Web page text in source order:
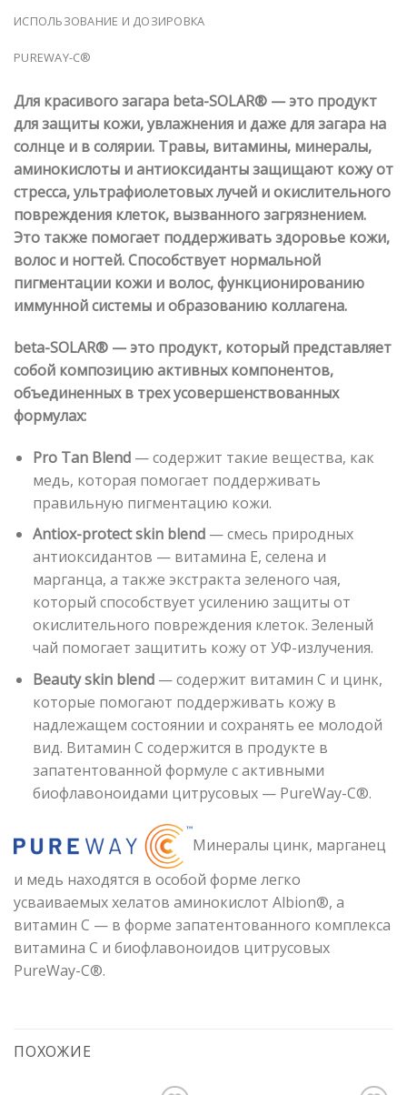
ИСПОЛЬЗОВАНИЕ И ДОЗИРОВКА
PUREWAY-C®
Для красивого загара beta-SOLAR® — это продукт
для защиты кожи, увлажнения и даже для загара на
солнце и в солярии. Травы, витамины, минералы,
аминокислоты и антиоксиданты защищают кожу от
стресса, ультрафиолетовых лучей и окислительного
повреждения клеток, вызванного загрязнением.
Это также помогает поддерживать здоровье кожи,
волос и ногтей. Способствует нормальной
пигментации кожи и волос, функционированию
иммунной системы и образованию коллагена.
beta-SOLAR® — это продукт, который представляет
собой композицию активных компонентов,
объединенных в трех усовершенствованных
формулах:
Pro Tan Blend— содержит такие вещества, как
медь, которая помогает поддерживать
правильную пигментацию кожи.
Antiox-protect skin blend— смесь природных
антиоксидантов — витамина Е, селена и
марганца, а также экстракта зеленого чая,
который способствует усилению защиты от
окислительного повреждения клеток. Зеленый
чай помогает защитить кожу от УФ-излучения.
Beauty skin blend— содержит витамин С и цинк,
которые помогают поддерживать кожу в
надлежащем состоянии и сохранять ее молодой
вид. Витамин С содержится в продукте в
запатентованной формуле с активными
биофлавоноидами цитрусовых — PureWay-C®.
Минералы цинк, марганец
и медь находятся в особой форме легко
усваиваемых хелатов аминокислот Albion®, а
витамин C — в форме запатентованного комплекса
витамина C и биофлавоноидов цитрусовых
PureWay-C®.
ПОХОЖИЕ